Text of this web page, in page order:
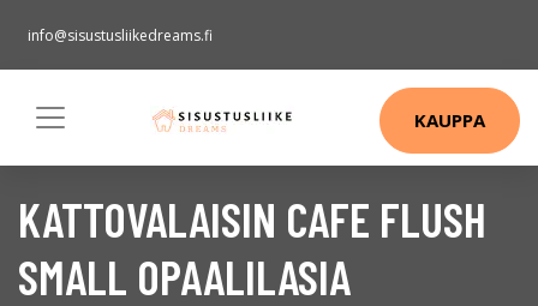
info@sisustusliikedreams.fi
KAUPPA
KATTOVALAISIN CAFE FLUSH
SMALL OPAALILASIA